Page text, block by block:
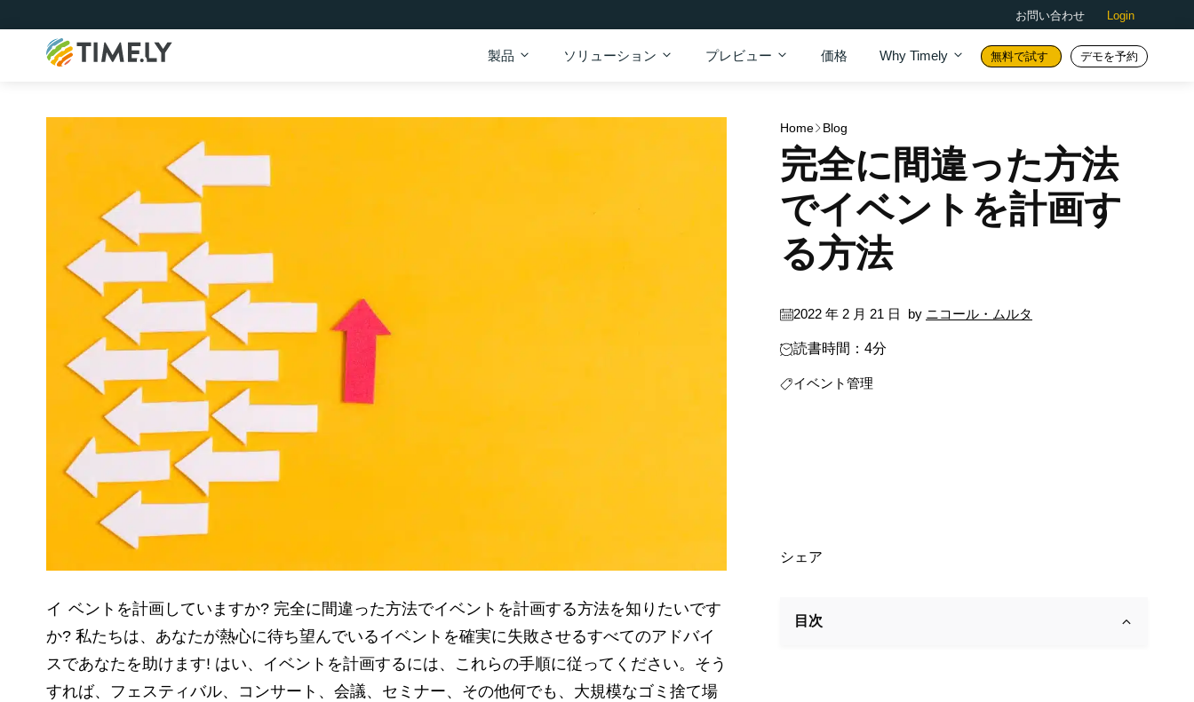
お問い合わせ Login
Timely
製品 ソリューション プレビュー 価格 Why Timely 無料で試す デモを予約
Home Blog
完全に間違った方法
でイベントを計画す
る方法
2022 年 2 月 21 日 by ニコール・ムルタ
読書時間：4分
イベント管理
シェア
イベントを計画していますか? 完全に間違った方法でイベントを計画する方法を知りたいです
か? 私たちは、あなたが熱心に待ち望んでいるイベントを確実に失敗させるすべてのアドバイ
スであなたを助けます! はい、イベントを計画するには、これらの手順に従ってください。そう
すれば、フェスティバル、コンサート、会議、セミナー、その他何でも、大規模なゴミ捨て場
目次